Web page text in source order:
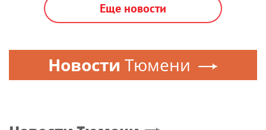
Еще новости
Новости Тюмени